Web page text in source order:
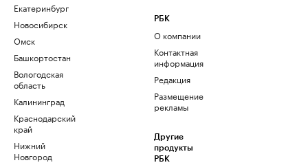
Екатеринбург
Новосибирск
Омск
Башкортостан
Вологодская
область
Калининград
Краснодарский
край
Нижний
Новгород
РБК
О компании
Контактная
информация
Редакция
Размещение
рекламы
Другие
продукты
РБК